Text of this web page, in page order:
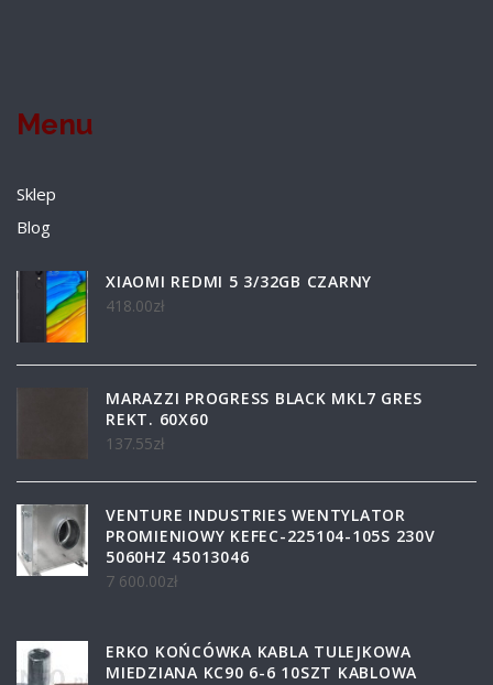
Menu
Sklep
Blog
XIAOMI REDMI 5 3/32GB CZARNY
418.00zł
MARAZZI PROGRESS BLACK MKL7 GRES
REKT. 60X60
137.55zł
VENTURE INDUSTRIES WENTYLATOR
PROMIENIOWY KEFEC-225104-105S 230V
5060HZ 45013046
7 600.00zł
ERKO KOŃCÓWKA KABLA TULEJKOWA
MIEDZIANA KC90 6-6 10SZT KABLOWA